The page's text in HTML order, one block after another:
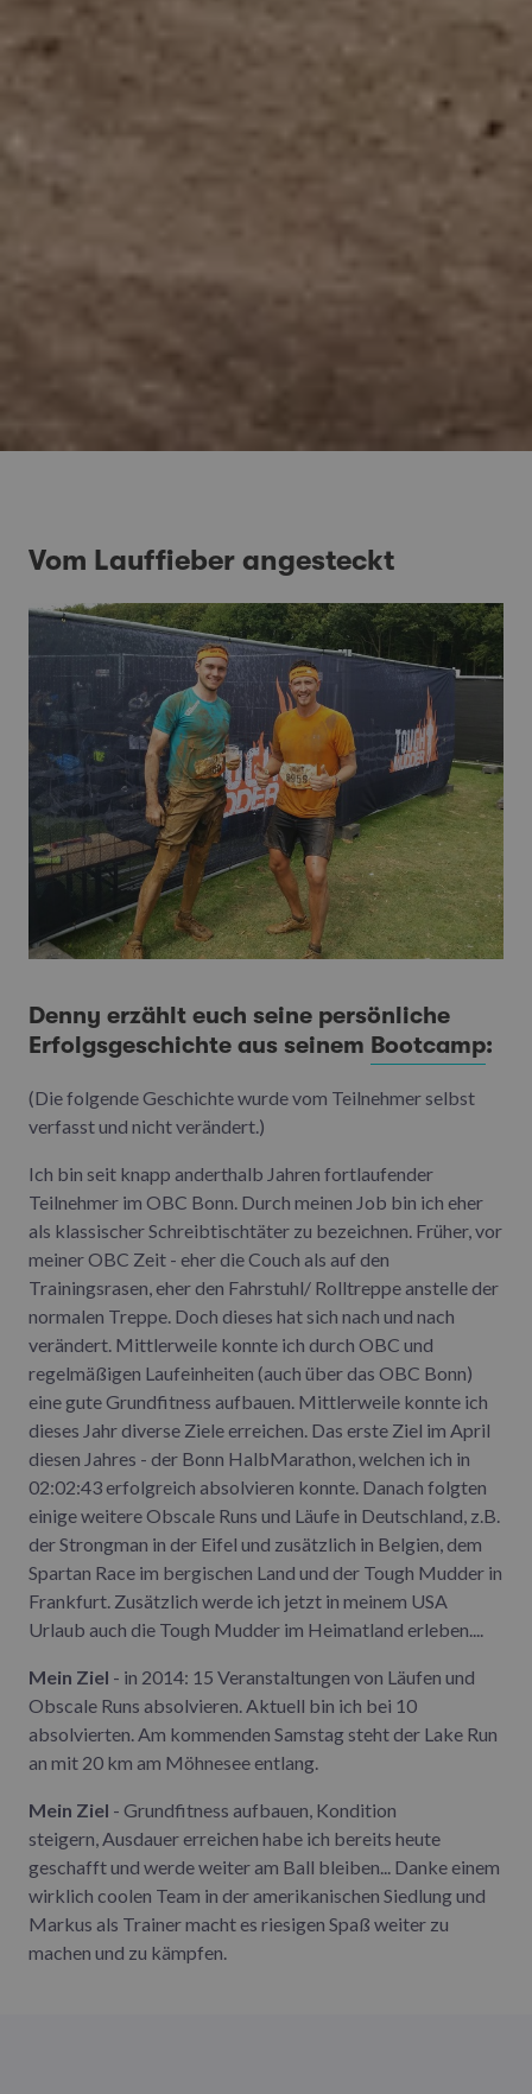
Vom Lauffieber angesteckt
Denny erzählt euch seine persönliche
Erfolgsgeschichte aus seinem Bootcamp:
(Die folgende Geschichte wurde vom Teilnehmer selbst
verfasst und nicht verändert.)
Ich bin seit knapp anderthalb Jahren fortlaufender
Teilnehmer im OBC Bonn. Durch meinen Job bin ich eher
als klassischer Schreibtischtäter zu bezeichnen. Früher, vor
meiner OBC Zeit - eher die Couch als auf den
Trainingsrasen, eher den Fahrstuhl/ Rolltreppe anstelle der
normalen Treppe. Doch dieses hat sich nach und nach
verändert. Mittlerweile konnte ich durch OBC und
regelmäßigen Laufeinheiten (auch über das OBC Bonn)
eine gute Grundfitness aufbauen. Mittlerweile konnte ich
dieses Jahr diverse Ziele erreichen. Das erste Ziel im April
diesen Jahres - der Bonn HalbMarathon, welchen ich in
02:02:43 erfolgreich absolvieren konnte. Danach folgten
einige weitere Obscale Runs und Läufe in Deutschland, z.B.
der Strongman in der Eifel und zusätzlich in Belgien, dem
Spartan Race im bergischen Land und der Tough Mudder in
Frankfurt. Zusätzlich werde ich jetzt in meinem USA
Urlaub auch die Tough Mudder im Heimatland erleben....
Mein Ziel - in 2014: 15 Veranstaltungen von Läufen und
Obscale Runs absolvieren. Aktuell bin ich bei 10
absolvierten. Am kommenden Samstag steht der Lake Run
an mit 20 km am Möhnesee entlang.
Mein Ziel - Grundfitness aufbauen, Kondition
steigern, Ausdauer erreichen habe ich bereits heute
geschafft und werde weiter am Ball bleiben... Danke einem
wirklich coolen Team in der amerikanischen Siedlung und
Markus als Trainer macht es riesigen Spaß weiter zu
machen und zu kämpfen.